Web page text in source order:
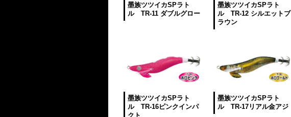
墨族ツツイカSPラト
ル TR-11 ダブルグロー
墨族ツツイカSPラト
ル TR-12 シルエットブ
ラウン
墨族ツツイカSPラト
ル TR-16ピンクインパ
クト
墨族ツツイカSPラト
ル TR-17リアル金アジ